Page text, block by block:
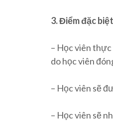
3. Điểm đặc
– Học viên
do học viên
– Học viên sẽ
– Học viên sẽ